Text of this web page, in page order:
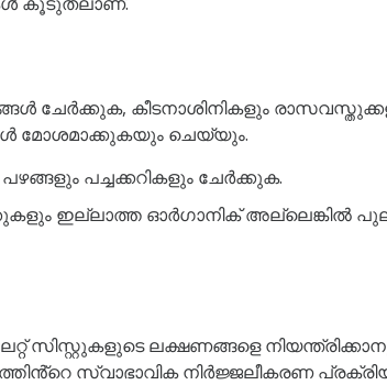
ചേർക്കുക, കീടനാശിനികളും
മോശമാക്കുകയും ചെയ്യും.
പച്ചക്കറികളും ചേർക്കുക.
ഇല്ലാത്ത ഓർഗാനിക് അല്ലെങ്കിൽ
ലക്ഷണങ്ങളെ
സ്വാഭാവിക നിർജ്ജലീകരണ